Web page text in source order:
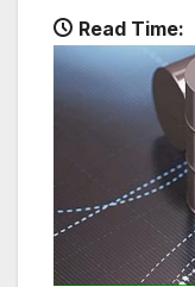
Read Time: